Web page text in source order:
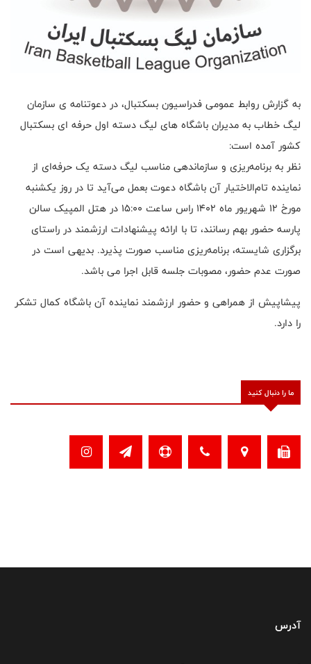
به گزارش روابط عمومی فدراسیون بسکتبال، در دعوتنامه ی سازمان
لیگ خطاب به مدیران باشگاه های لیگ دسته اول حرفه ای بسکتبال
کشور آمده است:
نظر به برنامه‌ریزی و سازماندهی مناسب لیگ دسته یک حرفه‌ای از
نماینده تام‌الاختیار آن باشگاه دعوت بعمل می‌آید تا در روز یکشنبه
مورخ 12 شهریور ماه 1402 راس ساعت 15:00 در هتل المپیک سالن
پارسه حضور بهم رسانند، تا با ارائه پیشنهادات ارزشمند در راستای
برگزاری شایسته، برنامه‌ریزی‌ مناسب صورت پذیرد. بدیهی است در
صورت عدم حضور، مصوبات جلسه قابل اجرا می باشد.
پیشاپیش از همراهی و حضور ارزشمند نماینده آن باشگاه کمال تشکر
را دارد.
ما را دنبال کنید
آدرس